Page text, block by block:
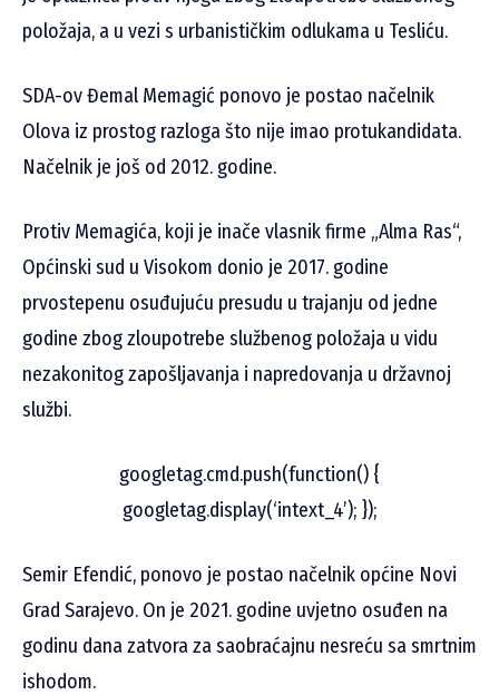
položaja, a u vezi s urbanističkim odlukama u Tesliću.
SDA-ov Đemal Memagić ponovo je postao načelnik
Olova iz prostog razloga što nije imao protukandidata.
Načelnik je još od 2012. godine.
Protiv Memagića, koji je inače vlasnik firme „Alma Ras“,
Općinski sud u Visokom donio je 2017. godine
prvostepenu osuđujuću presudu u trajanju od jedne
godine zbog zloupotrebe službenog položaja u vidu
nezakonitog zapošljavanja i napredovanja u državnoj
službi.
googletag.cmd.push(function() {
googletag.display(‘intext_4’); });
Semir Efendić, ponovo je postao načelnik općine Novi
Grad Sarajevo. On je 2021. godine uvjetno osuđen na
godinu dana zatvora za saobraćajnu nesreću sa smrtnim
ishodom.